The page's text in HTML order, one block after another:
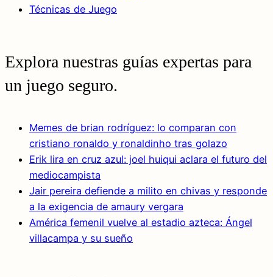
Técnicas de Juego
Explora nuestras guías expertas para
un juego seguro.
Memes de brian rodríguez: lo comparan con
cristiano ronaldo y ronaldinho tras golazo
Erik lira en cruz azul: joel huiqui aclara el futuro del
mediocampista
Jair pereira defiende a milito en chivas y responde
a la exigencia de amaury vergara
América femenil vuelve al estadio azteca: Ángel
villacampa y su sueño